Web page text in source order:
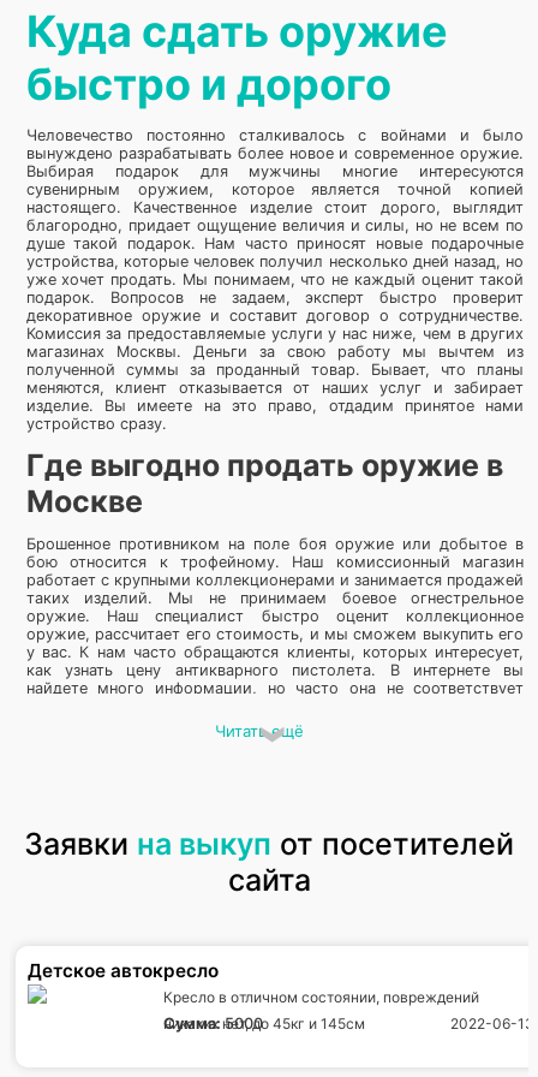
Куда сдать оружие
быстро и дорого
Человечество постоянно сталкивалось с войнами и было
вынуждено разрабатывать более новое и современное оружие.
Выбирая подарок для мужчины многие интересуются
сувенирным оружием, которое является точной копией
настоящего. Качественное изделие стоит дорого, выглядит
благородно, придает ощущение величия и силы, но не всем по
душе такой подарок. Нам часто приносят новые подарочные
устройства, которые человек получил несколько дней назад, но
уже хочет продать. Мы понимаем, что не каждый оценит такой
подарок. Вопросов не задаем, эксперт быстро проверит
декоративное оружие и составит договор о сотрудничестве.
Комиссия за предоставляемые услуги у нас ниже, чем в других
магазинах Москвы. Деньги за свою работу мы вычтем из
полученной суммы за проданный товар. Бывает, что планы
меняются, клиент отказывается от наших услуг и забирает
изделие. Вы имеете на это право, отдадим принятое нами
устройство сразу.
Где выгодно продать оружие в
Москве
Брошенное противником на поле боя оружие или добытое в
бою относится к трофейному. Наш комиссионный магазин
работает с крупными коллекционерами и занимается продажей
таких изделий. Мы не принимаем боевое огнестрельное
оружие. Наш специалист быстро оценит коллекционное
оружие, рассчитает его стоимость, и мы сможем выкупить его
у вас. К нам часто обращаются клиенты, которых интересует,
как узнать цену антикварного пистолета. В интернете вы
найдете много информации, но часто она не соответствует
на данную модель. Профессиональные коллекционеры
обращаются к нам регулярно, они заинтересованы в
мы организуем сделку. Работаем официально, составим
договор купли-продажи. Гарантируем конфиденциальность и
безопасность нашим клиентам. Ориентировочную стоимость
ценного предмета можно узнать онлайн, для этого оставьте
официально и срочно
Наш Skupkaрасположен возле станции метро, мы являемся
Читать ещё
Заявки на выкуп от посетителей
сайта
Детское автокресло
Кресло в отличном состоянии, повреждений
никаких нет, до 45кг и 145см
Сумма: 5000 2022-06-13